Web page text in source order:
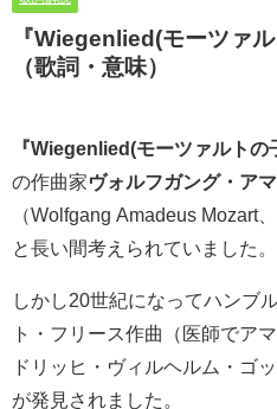
『Wiegenlied(モーツァ
（歌詞・意味）
『Wiegenlied(モーツァルトの
の作曲家ヴォルフガング・ア
（Wolfgang Amadeus Mozart
と長い間考えられていました。
しかし20世紀になってハンブ
ト・フリース作曲（医師でア
ドリッヒ・ヴィルヘルム・ゴ
が発見されました。